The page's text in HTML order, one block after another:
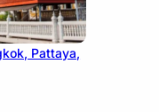
Pattaya,